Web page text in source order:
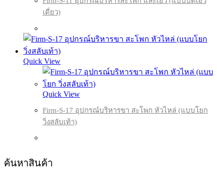
เดี่ยว)
Quick View
Quick View
Firm-S-17 อุปกรณ์บริหารขา สะโพก หัวไหล่ (แบบโยก
วิ่งสลับเท้า)
ค้นหาสินค้า